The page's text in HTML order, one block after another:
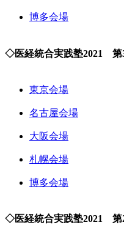
博多会場
◇医経統合実践塾2021 第
東京会場
名古屋会場
大阪会場
札幌会場
博多会場
◇医経統合実践塾2021 第